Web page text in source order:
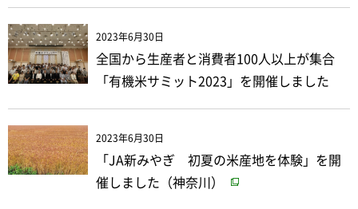
2023年6月30日
全国から生産者と消費者100人以上が集合
「有機米サミット2023」を開催しました
2023年6月30日
「JA新みやぎ 初夏の米産地を体験」を開
催しました（神奈川）